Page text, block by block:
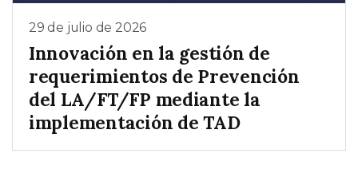
29 de julio de 2026
Innovación en la gestión de
requerimientos de Prevención
del LA/FT/FP mediante la
implementación de TAD